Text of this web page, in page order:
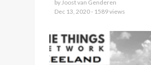
by Joost van Genderen
Dec 13, 2020 - 1589 views